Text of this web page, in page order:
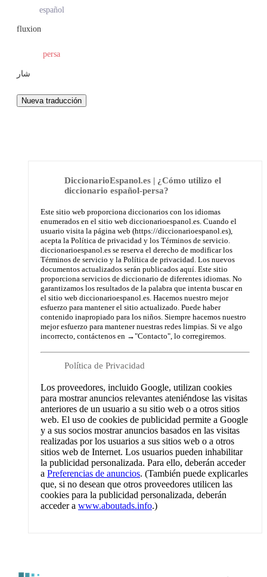
español
fluxion
persa
شار
DiccionarioEspanol.es | ¿Cómo utilizo el
diccionario español-persa?
Este sitio web proporciona diccionarios con los idiomas
enumerados en el sitio web diccionarioespanol.es. Cuando el
usuario visita la página web (https://diccionarioespanol.es),
acepta la Política de privacidad y los Términos de servicio.
diccionarioespanol.es se reserva el derecho de modificar los
Términos de servicio y la Política de privacidad. Los nuevos
documentos actualizados serán publicados aquí. Este sitio
proporciona servicios de diccionario de diferentes idiomas. No
garantizamos los resultados de la palabra que intenta buscar en
el sitio web diccionarioespanol.es. Hacemos nuestro mejor
esfuerzo para mantener el sitio actualizado. Puede haber
contenido inapropiado para los niños. Siempre hacemos nuestro
mejor esfuerzo para mantener nuestras redes limpias. Si ve algo
incorrecto, contáctenos en →"Contacto", lo corregiremos.
Política de Privacidad
Los proveedores, incluido Google, utilizan cookies
para mostrar anuncios relevantes ateniéndose las visitas
anteriores de un usuario a su sitio web o a otros sitios
web. El uso de cookies de publicidad permite a Google
y a sus socios mostrar anuncios basados en las visitas
realizadas por los usuarios a sus sitios web o a otros
sitios web de Internet. Los usuarios pueden inhabilitar
la publicidad personalizada. Para ello, deberán acceder
a Preferencias de anuncios. (También puede explicarles
que, si no desean que otros proveedores utilicen las
cookies para la publicidad personalizada, deberán
acceder a www.aboutads.info.)